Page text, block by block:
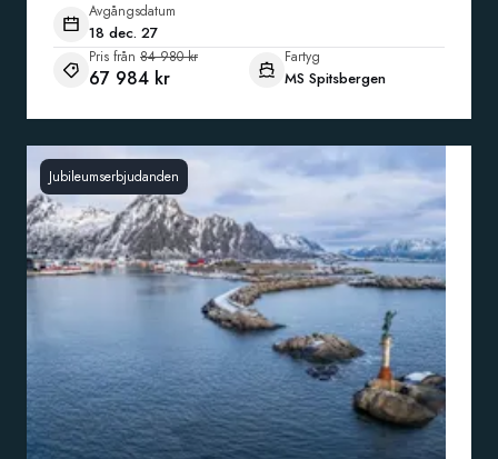
Avgångsdatum
18 dec. 27
Pris från 84 980 kr
67 984 kr
Fartyg
MS Spitsbergen
Jubileumserbjudanden